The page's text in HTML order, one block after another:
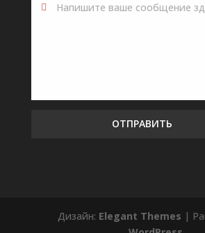
Напишите ваше сообщение
ОТПРАВИТЬ
Дизайн: Elegant Themes |